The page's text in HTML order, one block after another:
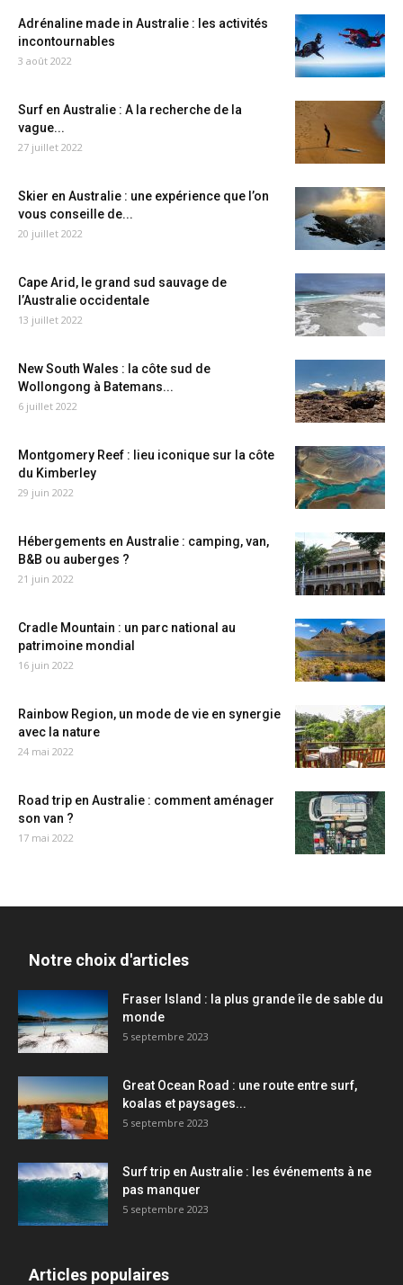
Adrénaline made in Australie : les activités
incontournables
3 août 2022
Surf en Australie : A la recherche de la
vague...
27 juillet 2022
Skier en Australie : une expérience que l’on
vous conseille de...
20 juillet 2022
Cape Arid, le grand sud sauvage de
l’Australie occidentale
13 juillet 2022
New South Wales : la côte sud de
Wollongong à Batemans...
6 juillet 2022
Montgomery Reef : lieu iconique sur la côte
du Kimberley
29 juin 2022
Hébergements en Australie : camping, van,
B&B ou auberges ?
21 juin 2022
Cradle Mountain : un parc national au
patrimoine mondial
16 juin 2022
Rainbow Region, un mode de vie en synergie
avec la nature
24 mai 2022
Road trip en Australie : comment aménager
son van ?
17 mai 2022
Notre choix d'articles
Fraser Island : la plus grande île de sable du
monde
5 septembre 2023
Great Ocean Road : une route entre surf,
koalas et paysages...
5 septembre 2023
Surf trip en Australie : les événements à ne
pas manquer
5 septembre 2023
Articles populaires